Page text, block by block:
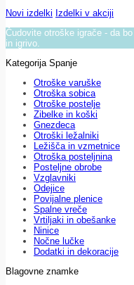
Novi izdelki Izdelki v akciji
Čudovite otroške igrače - da
in igrivo.
Kategorija Spanje
Otroške varuške
Otroška sobica
Otroške postelje
Zibelke in koški
Gnezdeca
Otroški ležalniki
Ležišča in vzmetnice
Otroška posteljnina
Posteljne obrobe
Vzglavniki
Odejice
Povijalne plenice
Spalne vreče
Vrtiljaki in obešanke
Ninice
Nočne lučke
Dodatki in dekoracije
Blagovne znamke